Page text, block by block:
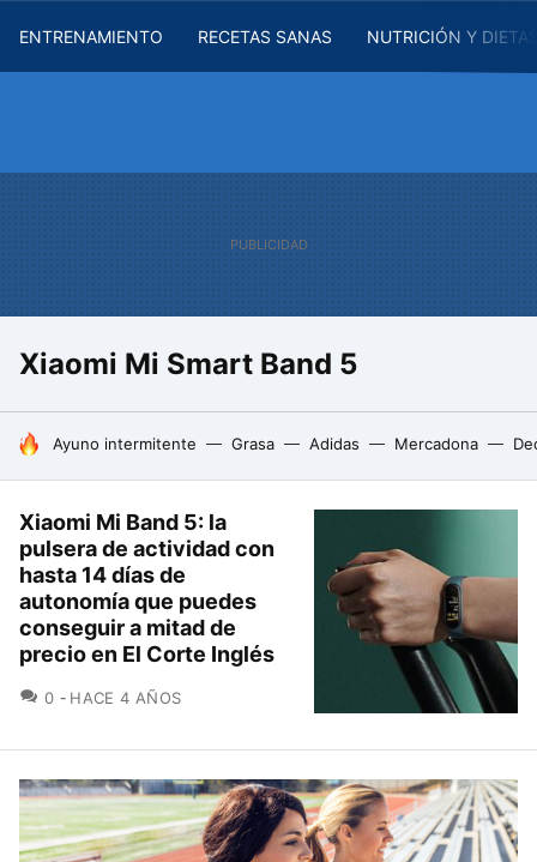
ENTRENAMIENTO RECETAS SANAS NUTRICIÓN Y
Xiaomi Mi Smart Band 5
HOY SE HABLA DE
Ayuno intermitente Grasa Adidas Mercadona
Xiaomi Mi Band 5: la
pulsera de actividad con
hasta 14 días de
autonomía que puedes
conseguir a mitad de
precio en El Corte Inglés
0 COMENTARIOS
HACE 4 AÑOS